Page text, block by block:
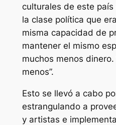
culturales de este
la clase política que
misma capacidad de
mantener el mismo
muchos menos
menos”.
Esto se llevó a cabo
estrangulando a
y artistas e